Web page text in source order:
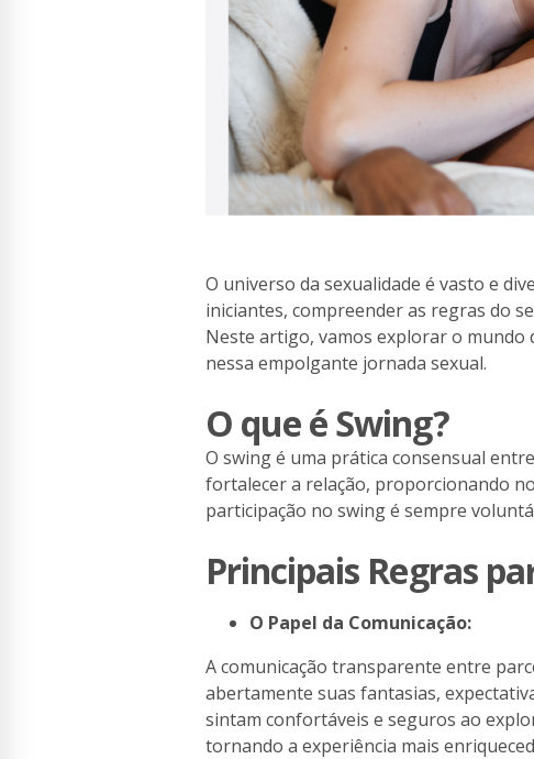
O universo da sexualidade é vasto e
iniciantes, compreender as regras do
Neste artigo, vamos explorar o
nessa empolgante jornada sexual.
O que é Swing?
O swing é uma prática consensual
fortalecer a relação, proporcionando
participação no swing é sempre
Principais Regras
O Papel da Comunicação:
A comunicação transparente entre
abertamente suas fantasias,
sintam confortáveis e seguros ao
tornando a experiência mais